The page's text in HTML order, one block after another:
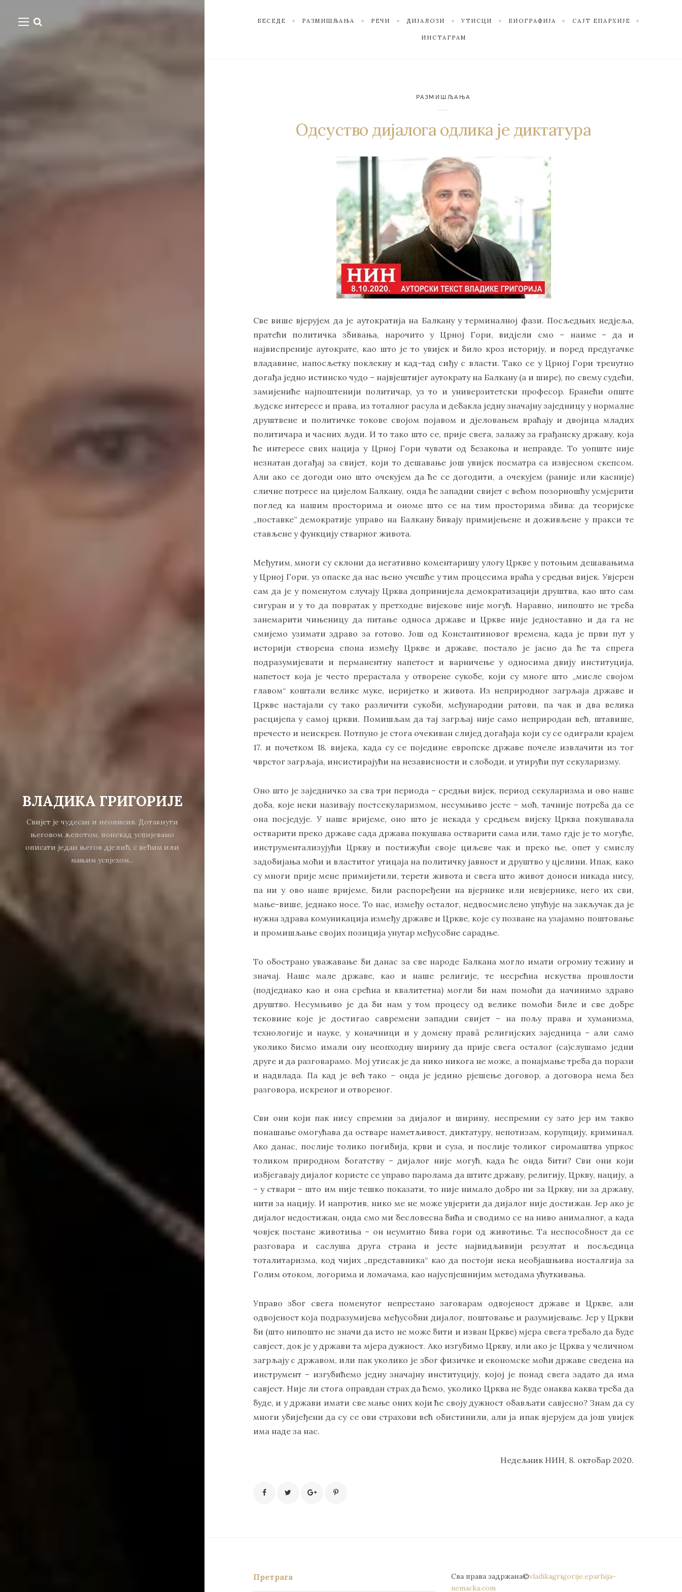
ВЛАДИКА ГРИГОРИЈЕ
Свијет је чудесан и неописив. Дотакнути
његовом љепотом, понекад успијевамо
описати један његов дјелић, с већим или
мањим успјехом...
БЕСЕДЕ РАЗМИШЉАЊА РЕЧИ ДИЈАЛОЗИ УТИСЦИ БИОГРАФИЈА САЈТ ЕПАРХИЈЕ
ИНСТАГРАМ
РАЗМИШЉАЊА
Одсуство дијалога одлика је диктатура
Све више вјерујем да је аутократија на Балкану у терминалној фази. Посљедњих недјеља,
пратећи политичка збивања, нарочито у Црној Гори, видјели смо – наиме – да и
највиспреније аутократе, као што је то увијек и било кроз историју, и поред предугачке
владавине, напосљетку поклекну и кад-тад сиђу с власти. Тако се у Црној Гори тренутно
догађа једно истинско чудо – највјештијег аутократу на Балкану (а и шире), по свему судећи,
замијениће најпоштенији политичар, уз то и универзитетски професор. Бранећи опште
људске интересе и права, из тоталног расула и дебакла једну значајну заједницу у нормалне
друштвене и политичке токове својом појавом и дјеловањем враћају и двојица младих
политичара и часних људи. И то тако што се, прије свега, залажу за грађанску државу, која
ће интересе свих нација у Црној Гори чувати од безакоња и неправде. То уопште није
незнатан догађај за свијет, који то дешавање још увијек посматра са извјесном скепсом.
Али ако се догоди оно што очекујем да ће се догодити, а очекујем (раније или касније)
сличне потресе на цијелом Балкану, онда ће западни свијет с већом позорношћу усмјерити
поглед ка нашим просторима и ономе што се на тим просторима збива: да теоријске
„поставке” демократије управо на Балкану бивају примијењене и доживљене у пракси те
стављене у функцију стварног живота.
Међутим, многи су склони да негативно коментаришу улогу Цркве у потоњим дешавањима
у Црној Гори, уз опаске да нас њено учешће у тим процесима враћа у средњи вијек. Увјерен
сам да је у поменутом случају Црква допринијела демократизацији друштва, као што сам
сигуран и у то да повратак у претходне вијекове није могућ. Наравно, нипошто не треба
занемарити чињеницу да питање односа државе и Цркве није једноставно и да га не
смијемо узимати здраво за готово. Још од Константиновог времена, када је први пут у
историји створена спона између Цркве и државе, постало је јасно да ће та спрега
подразумијевати и перманентну напетост и варничење у односима двију институција,
напетост која је често прерастала у отворене сукобе, који су многе што „мисле својом
главом“ коштали велике муке, неријетко и живота. Из неприродног загрљаја државе и
Цркве настајали су тако различити сукоби, међународни ратови, па чак и два велика
расцијепа у самој цркви. Помишљам да тај загрљај није само неприродан већ, штавише,
пречесто и неискрен. Потпуно је стога очекиван слијед догађаја који су се одиграли крајем
17. и почетком 18. вијека, када су се поједине европске државе почеле извлачити из тог
чврстог загрљаја, инсистирајући на независности и слободи, и утирући пут секуларизму.
Оно што је заједничко за сва три периода – средњи вијек, период секуларизма и ово наше
доба, које неки називају постсекуларизмом, несумњиво јесте – моћ, тачније потреба да се
она посједује. У наше вријеме, оно што је некада у средњем вијеку Црква покушавала
остварити преко државе сада држава покушава остварити сама или, тамо гдје је то могуће,
инструментализујући Цркву и постижући своје циљеве чак и преко ње, опет у смислу
задобијања моћи и властитог утицаја на политичку јавност и друштво у цјелини. Ипак, како
су многи прије мене примијетили, терети живота и свега што живот доноси никада нису,
па ни у ово наше вријеме, били распоређени на вјернике или невјернике, него их сви,
мање-више, једнако носе. То нас, између осталог, недвосмислено упућује на закључак да је
нужна здрава комуникација између државе и Цркве, које су позване на узајамно поштовање
и промишљање својих позиција унутар међусобне сарадње.
То обострано уважавање би данас за све народе Балкана могло имати огромну тежину и
значај. Наше мале државе, као и наше религије, те несрећна искуства прошлости
(подједнако као и она срећна и квалитетна) могли би нам помоћи да начинимо здраво
друштво. Несумњиво је да би нам у том процесу од велике помоћи биле и све добре
тековине које је достигао савремени западни свијет – на пољу права и хуманизма,
технологије и науке, у коначници и у домену правâ религијских заједница – али само
уколико бисмо имали ону неопходну ширину да прије свега осталог (са)слушамо једни
друге и да разговарамо. Мој утисак је да нико никога не може, а понајмање треба да порази
и надвлада. Па кад је већ тако – онда је једино рјешење договор, а договора нема без
разговора, искреног и отвореног.
Сви они који пак нису спремни за дијалог и ширину, неспремни су зато јер им такво
понашање омогућава да остваре наметљивост, диктатуру, непотизам, корупцију, криминал.
Ако данас, послије толико погибија, крви и суза, и послије толиког сиромаштва упркос
толиком природном богатству – дијалог није могућ, када ће онда бити? Сви они који
избјегавају дијалог користе се управо паролама да штите државу, религију, Цркву, нацију, а
– у ствари – што им није тешко показати, то није нимало добро ни за Цркву, ни за државу,
нити за нацију. И напротив, нико ме не може увјерити да дијалог није достижан. Јер ако је
дијалог недостижан, онда смо ми бесловесна бића и сводимо се на ниво анималног, а када
човјек постане животиња – он неумитно бива гори од животиње. Та неспособност да се
разговара и саслуша друга страна и јесте највидљивији резултат и посљедица
тоталитаризма, код чијих „представника“ као да постоји нека необјашњива носталгија за
Голим отоком, логорима и ломачама, као најуспјешнијим методама ућуткивања.
Управо због свега поменутог непрестано заговарам одвојеност државе и Цркве, али
одвојеност која подразумијева међусобни дијалог, поштовање и разумијевање. Јер у Цркви
би (што нипошто не значи да исто не може бити и изван Цркве) мјера свега требало да буде
савјест, док је у држави та мјера дужност. Ако изгубимо Цркву, или ако је Црква у челичном
загрљају с државом, или пак уколико је због физичке и економске моћи државе сведена на
инструмент – изгубићемо једну значајну институцију, којој је понад свега задато да има
савјест. Није ли стога оправдан страх да ћемо, уколико Црква не буде онаква каква треба да
буде, и у држави имати све мање оних који ће своју дужност обављати савјесно? Знам да су
многи убијеђени да су се ови страхови већ обистинили, али ја ипак вјерујем да још увијек
има наде за нас.
Недељник НИН, 8. октобар 2020.
Претрага Сва права задржана©vladikagrigorije.eparhija-
nemacka.com